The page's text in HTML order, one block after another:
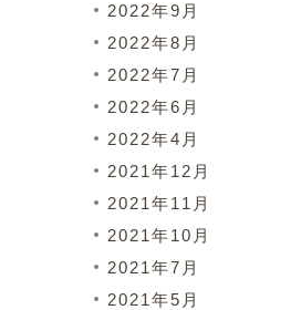
2022年9月
2022年8月
2022年7月
2022年6月
2022年4月
2021年12月
2021年11月
2021年10月
2021年7月
2021年5月